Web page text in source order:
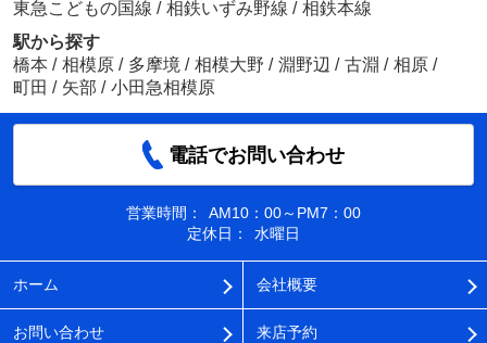
東急こどもの国線 / 相鉄いずみ野線 / 相鉄本線
駅から探す
橋本 / 相模原 / 多摩境 / 相模大野 / 淵野辺 / 古淵 / 相原 /
町田 / 矢部 / 小田急相模原
電話でお問い合わせ
営業時間：
AM10：00～PM7：00
定休日：
水曜日
ホーム 会社概要
お問い合わせ 来店予約